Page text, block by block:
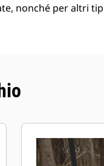
nonché per altri